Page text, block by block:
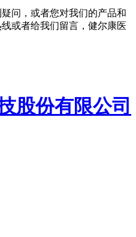
问，或者您对我们的产品和
或者给我们留言，健尔康医